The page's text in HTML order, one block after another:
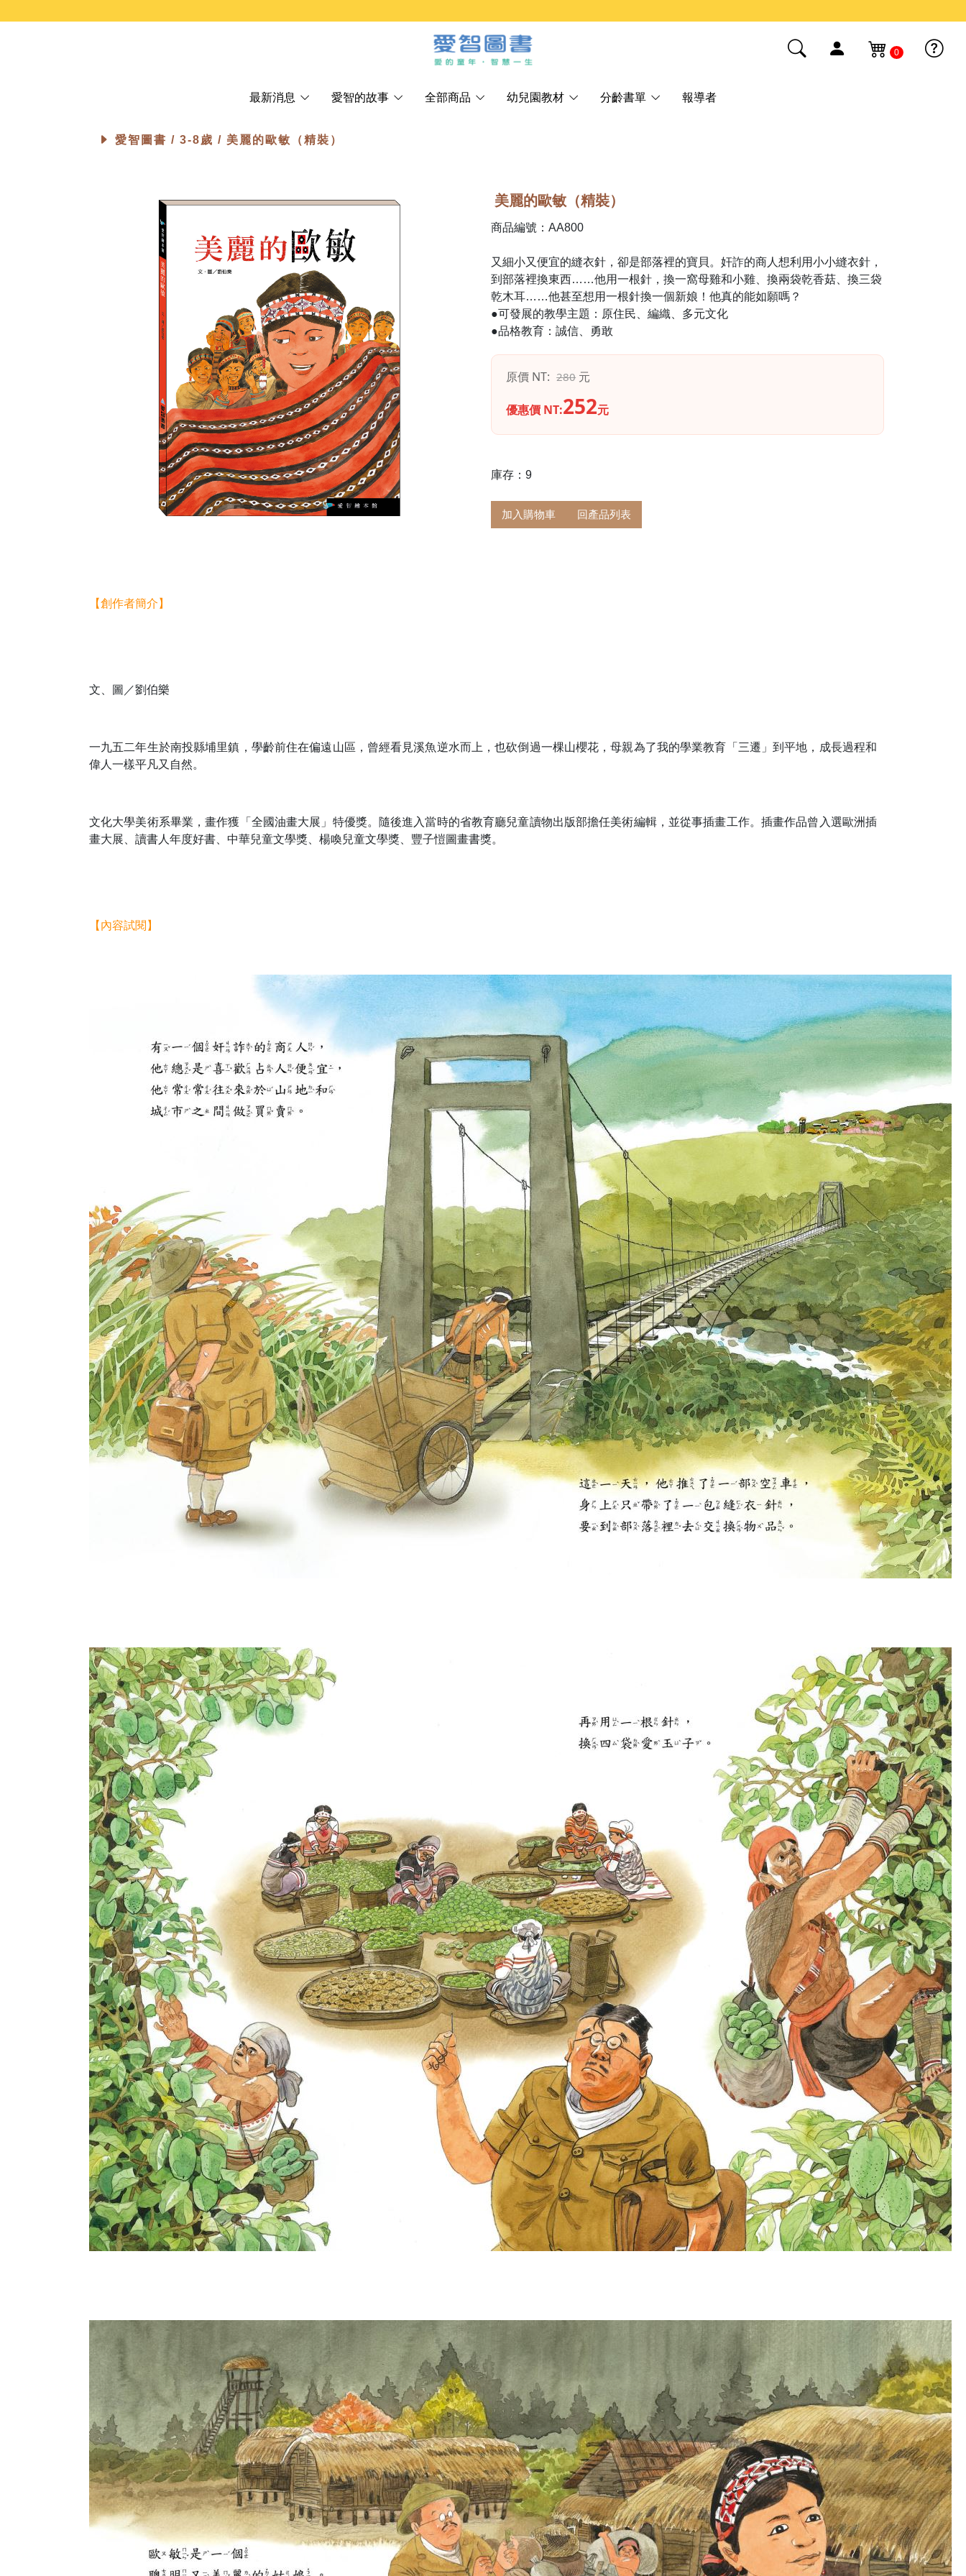
0
最新消息 愛智的故事 全部商品 幼兒園教材 分齡書單 報導者
愛智圖書 / 3-8歲/ 美麗的歐敏（精裝）
美麗的歐敏（精裝）
商品編號：AA800
又細小又便宜的縫衣針，卻是部落裡的寶貝。奸詐的商人想利用小小縫衣針，
到部落裡換東西……他用一根針，換一窩母雞和小雞、換兩袋乾香菇、換三袋
乾木耳……他甚至想用一根針換一個新娘！他真的能如願嗎？
●可發展的教學主題：原住民、編織、多元文化
●品格教育：誠信、勇敢
原價 NT: 280 元
優惠價 NT:252元
庫存：9
加入購物車 回產品列表
【創作者簡介】
文、圖／劉伯樂
一九五二年生於南投縣埔里鎮，學齡前住在偏遠山區，曾經看見溪魚逆水而上，也砍倒過一棵山櫻花，母親為了我的學業教育「三遷」到平地，成長過程和
偉人一樣平凡又自然。
文化大學美術系畢業，畫作獲「全國油畫大展」特優獎。隨後進入當時的省教育廳兒童讀物出版部擔任美術編輯，並從事插畫工作。插畫作品曾入選歐洲插
畫大展、讀書人年度好書、中華兒童文學獎、楊喚兒童文學獎、豐子愷圖畫書獎。
【內容試閱】